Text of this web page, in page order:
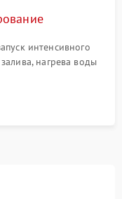
интенсивного
нагрева воды
шумов,
в поддоне.